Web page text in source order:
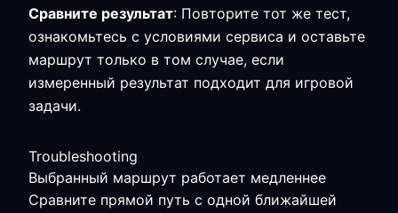
Сравните результат: Повторите тот же тест,
ознакомьтесь с условиями сервиса и оставьте
маршрут только в том случае, если
измеренный результат подходит для игровой
задачи.
Troubleshooting
Выбранный маршрут работает медленнее
Сравните прямой путь с одной ближайшей